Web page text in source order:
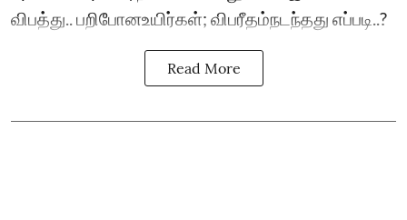
விபத்து.. பறிபோனஉயிர்கள்; விபரீதம்நடந்தது எப்படி..?
Read More